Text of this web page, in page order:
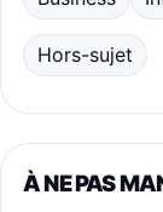
Hors-sujet
À NE PAS